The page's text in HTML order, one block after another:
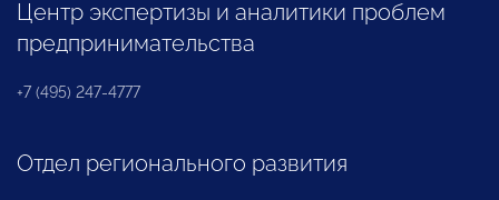
Центр экспертизы и аналитики проблем
предпринимательства
+7 (495) 247-4777
Отдел регионального развития